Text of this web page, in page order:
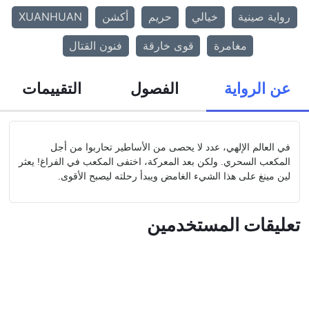
XUANHUAN أكشن حريم خيالي رواية صينية
فنون القتال قوى خارقة مغامرة
عن الرواية الفصول التقييمات
في العالم الإلهي، عدد لا يحصى من الأساطير تحاربوا من أجل
المكعب السحري. ولكن بعد المعركة، اختفى المكعب في الفراغ! يعثر
لين مينغ على هذا الشيء الغامض ويبدأ رحلته ليصبح الأقوى.
تعليقات المستخدمين